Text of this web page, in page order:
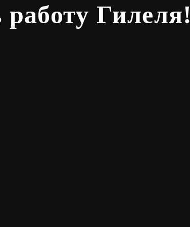
Гилеля!